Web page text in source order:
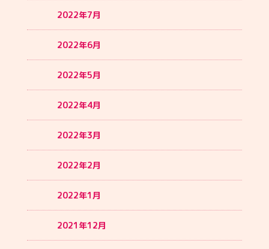
2022年7月
2022年6月
2022年5月
2022年4月
2022年3月
2022年2月
2022年1月
2021年12月